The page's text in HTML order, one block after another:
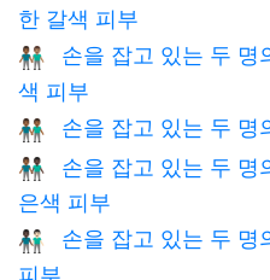
한 갈색 피부
👨🏾‍🤝‍👨🏽
손을 잡고 있는 두 명
색 피부
👬🏾 손을 잡고 있는 두 명
👨🏾‍🤝‍👨🏿
손을 잡고 있는 두 명
은색 피부
👨🏿‍🤝‍👨🏻
손을 잡고 있는 두 명
피부